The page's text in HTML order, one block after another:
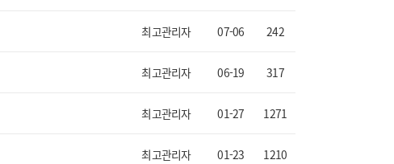
최고관리자 07-06 242
최고관리자 06-19 317
최고관리자 01-27 1271
최고관리자 01-23 1210